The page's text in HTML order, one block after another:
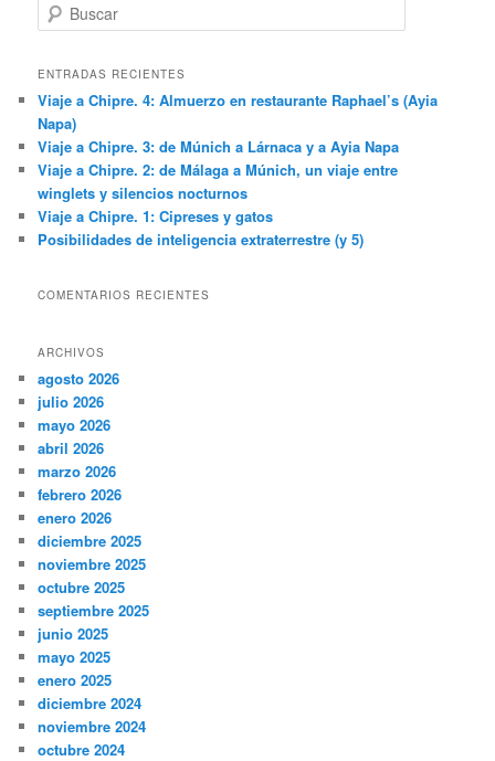
u
c
r
ENTRADAS RECIENTES
Viaje a Chipre. 4: Almuerzo en restaurante Raphael’s (Ayia
Napa)
Viaje a Chipre. 3: de Múnich a Lárnaca y a Ayia Napa
Viaje a Chipre. 2: de Málaga a Múnich, un viaje entre
winglets y silencios nocturnos
Viaje a Chipre. 1: Cipreses y gatos
Posibilidades de inteligencia extraterrestre (y 5)
COMENTARIOS RECIENTES
ARCHIVOS
agosto 2026
julio 2026
mayo 2026
abril 2026
marzo 2026
febrero 2026
enero 2026
diciembre 2025
noviembre 2025
octubre 2025
septiembre 2025
junio 2025
mayo 2025
enero 2025
diciembre 2024
noviembre 2024
octubre 2024